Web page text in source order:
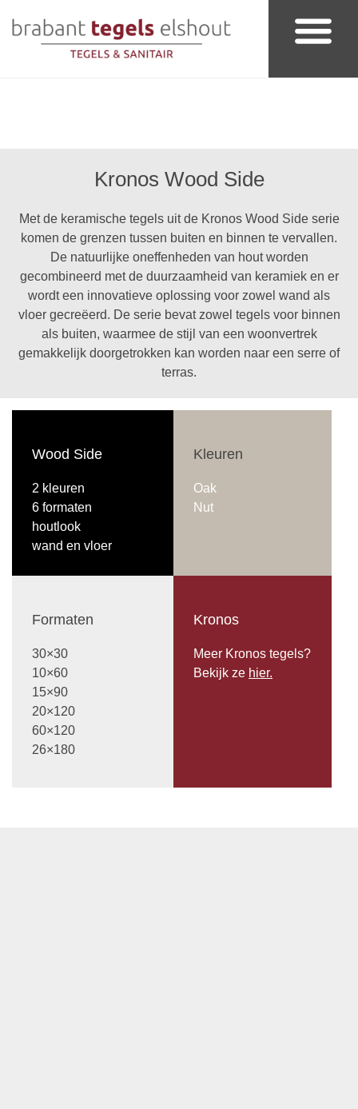
Kronos Wood Side
Met de keramische tegels uit de Kronos Wood Side serie
komen de grenzen tussen buiten en binnen te vervallen.
De natuurlijke oneffenheden van hout worden
gecombineerd met de duurzaamheid van keramiek en er
wordt een innovatieve oplossing voor zowel wand als
vloer gecreëerd. De serie bevat zowel tegels voor binnen
als buiten, waarmee de stijl van een woonvertrek
gemakkelijk doorgetrokken kan worden naar een serre of
terras.
Wood Side
2 kleuren
6 formaten
houtlook
wand en vloer
Kleuren
Oak
Nut
Formaten
30×30
10×60
15×90
20×120
60×120
26×180
Kronos
Meer Kronos tegels?
Bekijk ze hier.